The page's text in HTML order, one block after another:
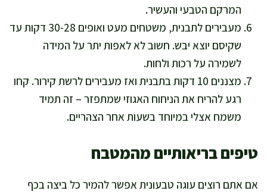
המרקם הטבעי והעשיר.
מעבירים לתבנית, משטחים מעט ואופים 30-28 דקות עד
שקיסם יוצא יבש. חשוב לא לאפות יתר על המידה
לשמירה על רכות ולחות.
מצננים 10 דקות בתבנית ואז מעבירים לרשת קירור. קחו
רגע להריח את הניחוח האגוזי שמתפזר – זה תמיד
משמח אצלי במיוחד בשעות אחר הצהריים.
טיפים בריאותיים מהמטבח
אם אתם רוצים עוגה טבעונית אפשר להמיר כל ביצה בכף